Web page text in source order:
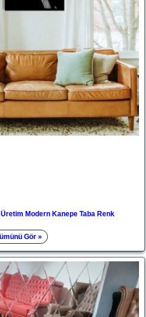
Modern Kanepe Taba Renk
Gör »